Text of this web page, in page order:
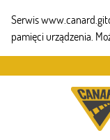
Serwis
pamięci urządzenia.